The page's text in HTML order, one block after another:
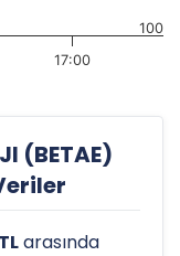
17:00
100
(BETAE)
arasında